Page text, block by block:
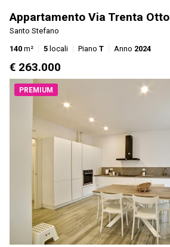
Appartamento Via Trenta
Santo Stefano
140 m² 5 locali Piano T Anno 2024
€ 263.000
PREMIUM